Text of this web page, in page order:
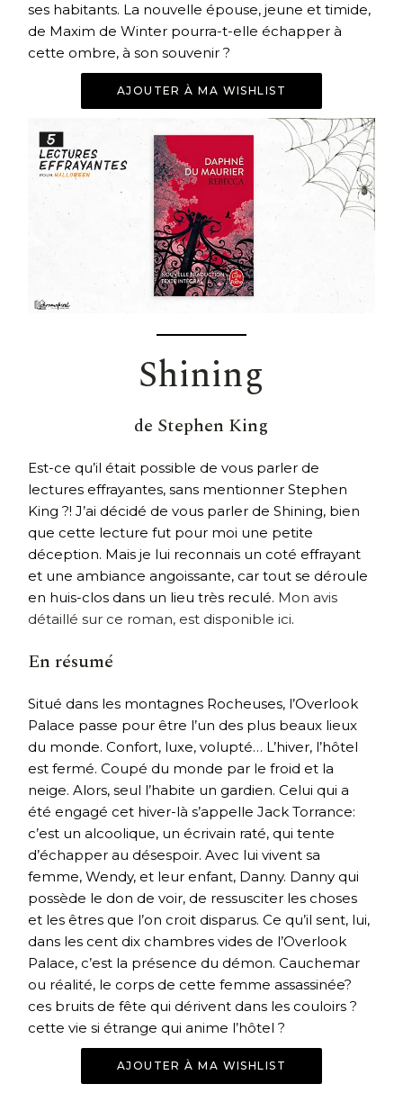
ses habitants. La nouvelle épouse, jeune et timide,
de Maxim de Winter pourra-t-elle échapper à
cette ombre, à son souvenir ?
AJOUTER À MA WISHLIST
Shining
de Stephen King
Est-ce qu’il était possible de vous parler de
lectures effrayantes, sans mentionner Stephen
King ?! J’ai décidé de vous parler de Shining, bien
que cette lecture fut pour moi une petite
déception. Mais je lui reconnais un coté effrayant
et une ambiance angoissante, car tout se déroule
en huis-clos dans un lieu très reculé. Mon avis
détaillé sur ce roman, est disponible ici.
En résumé
Situé dans les montagnes Rocheuses, l’Overlook
Palace passe pour être l’un des plus beaux lieux
du monde. Confort, luxe, volupté… L’hiver, l’hôtel
est fermé. Coupé du monde par le froid et la
neige. Alors, seul l’habite un gardien. Celui qui a
été engagé cet hiver-là s’appelle Jack Torrance:
c’est un alcoolique, un écrivain raté, qui tente
d’échapper au désespoir. Avec lui vivent sa
femme, Wendy, et leur enfant, Danny. Danny qui
possède le don de voir, de ressusciter les choses
et les êtres que l’on croit disparus. Ce qu’il sent, lui,
dans les cent dix chambres vides de l’Overlook
Palace, c’est la présence du démon. Cauchemar
ou réalité, le corps de cette femme assassinée?
ces bruits de fête qui dérivent dans les couloirs ?
cette vie si étrange qui anime l’hôtel ?
AJOUTER À MA WISHLIST